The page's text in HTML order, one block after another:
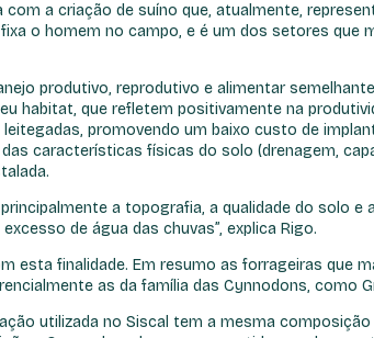
a criação de suíno que, atualmente,
o homem no campo, e é um dos setores
produtivo, reprodutivo e alimentar
habitat, que refletem positivamente na
promovendo um baixo custo de
características físicas do solo (drenagem,
a topografia, a qualidade do solo
de água das chuvas”, explica Rigo.
esta finalidade. Em resumo as forrageiras que
as da família das Cynnodons,
utilizada no Siscal tem a mesma